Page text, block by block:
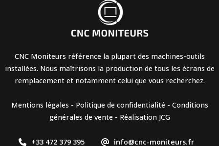
CNC Moniteurs référence la plupart des machines-outils
installées. Nous maîtrisons la production de tous les écrans de
remplacement et notamment celui que vous recherchez.
Mentions légales - Politique de confidentialité- Conditions
générales de vente- Réalisation JCG
+33 472 379 395 info@cnc-moniteurs.fr